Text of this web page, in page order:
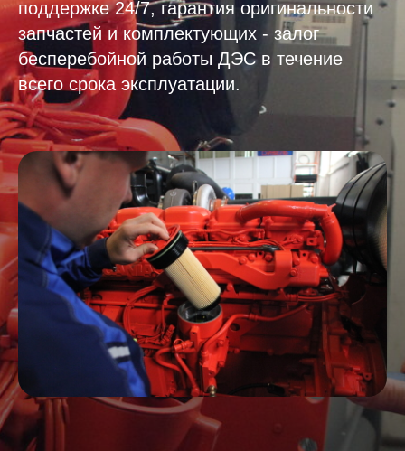
поддержке 24/7, гарантия оригинальности
запчастей и комплектующих - залог
бесперебойной работы ДЭС в течение
всего срока эксплуатации.